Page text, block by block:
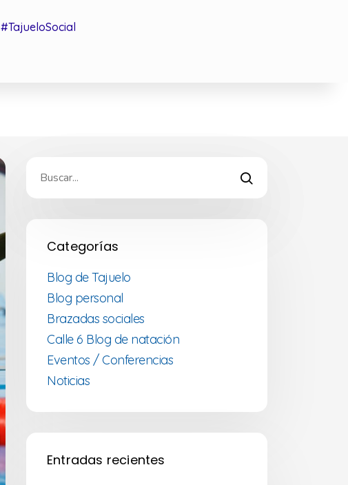
#TajueloSocial
Categorías
Blog de Tajuelo
Blog personal
Brazadas sociales
Calle 6 Blog de natación
Eventos / Conferencias
Noticias
Entradas recientes